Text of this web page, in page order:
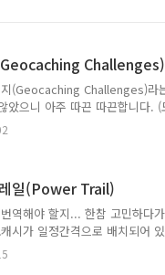
Challenges)
(Geocaching Challenges)라
았으니 아주 따끈 따끈합니다.
요할 것 같아서 챌린지로 쓰기
에 올린 도전캐시(Challenge
일 것 같지만, 광화문 한복판에
부르라던지 하는 어떤 행동을
예전에는 경치가 좋은 곳이나,
일(Power Trail)
역해야 할지... 한참 고민하다
시가 일정간격으로 배치되어
것 같습니다. 먼저 제가 오늘
르겠네요. 아래는 미국 캘리포니